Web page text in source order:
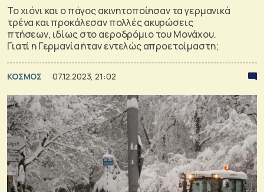
Το χιόνι και ο πάγος ακινητοποίησαν τα γερμανικά
τρένα και προκάλεσαν πολλές ακυρώσεις
πτήσεων, ιδίως στο αεροδρόμιο του Μονάχου.
Γιατί η Γερμανία ήταν εντελώς απροετοίμαστη;
ΚΟΣΜΟΣ 07.12.2023, 21:02